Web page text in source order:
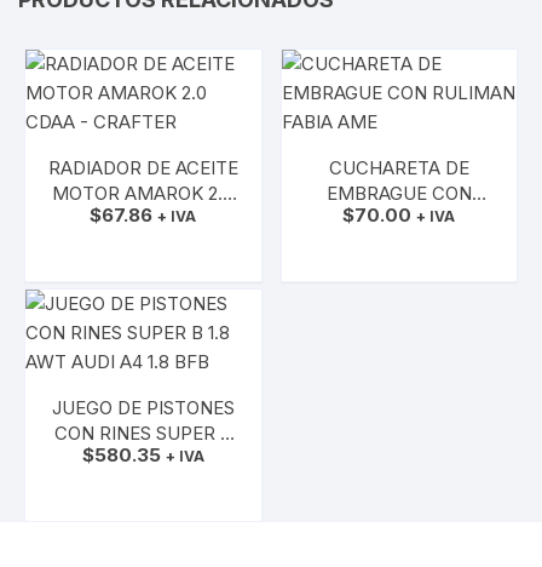
RADIADOR DE ACEITE
MOTOR AMAROK 2.0
CDAA – CRAFTER
$67.86 + IVA
CUCHARETA DE
EMBRAGUE CON
RULIMAN FABIA AME
$70.00 + IVA
JUEGO DE PISTONES
CON RINES SUPER B
1.8 AWT AUDI A4 1.8
$580.35 + IVA